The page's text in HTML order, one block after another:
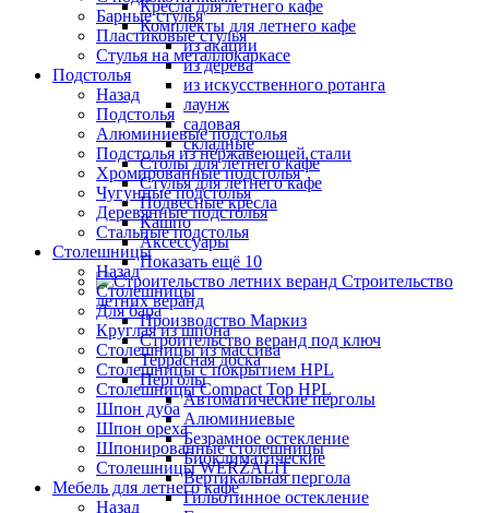
Кресла для летнего кафе
Комплекты для летнего кафе
из акации
из дерева
из искусственного ротанга
лаунж
садовая
складные
Столы для летнего кафе
Стулья для летнего кафе
Подвесные кресла
Кашпо
Аксессуары
Показать ещё 10
Строительство
летних веранд
Производство Маркиз
Строительство веранд под ключ
Террасная доска
Перголы
Автоматические перголы
Алюминиевые
Безрамное остекление
Биоклиматические
Вертикальная пергола
Гильотинное остекление
Барные стулья
Пластиковые стулья
Стулья на металлокаркасе
Подстолья
Назад
Подстолья
Алюминиевые подстолья
Подстолья из нержавеющей стали
Хромированные подстолья
Чугунные подстолья
Деревянные подстолья
Стальные подстолья
Столешницы
Назад
Столешницы
Для бара
Круглая из шпона
Столешницы из массива
Столешницы с покрытием HPL
Столешницы Сompact Top HPL
Шпон дуба
Шпон ореха
Шпонированные столешницы
Столешницы WERZALIT
Мебель для летнего кафе
Назад